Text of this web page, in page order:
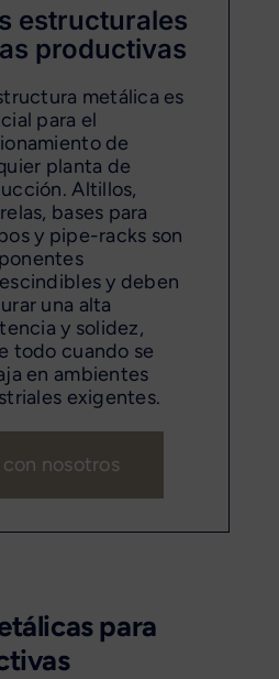
estructurales
productivas
metálica es
para el
de
planta de
Altillos,
bases para
y pipe-racks son
y deben
una alta
y solidez,
todo cuando se
en ambientes
exigentes.
nosotros
para